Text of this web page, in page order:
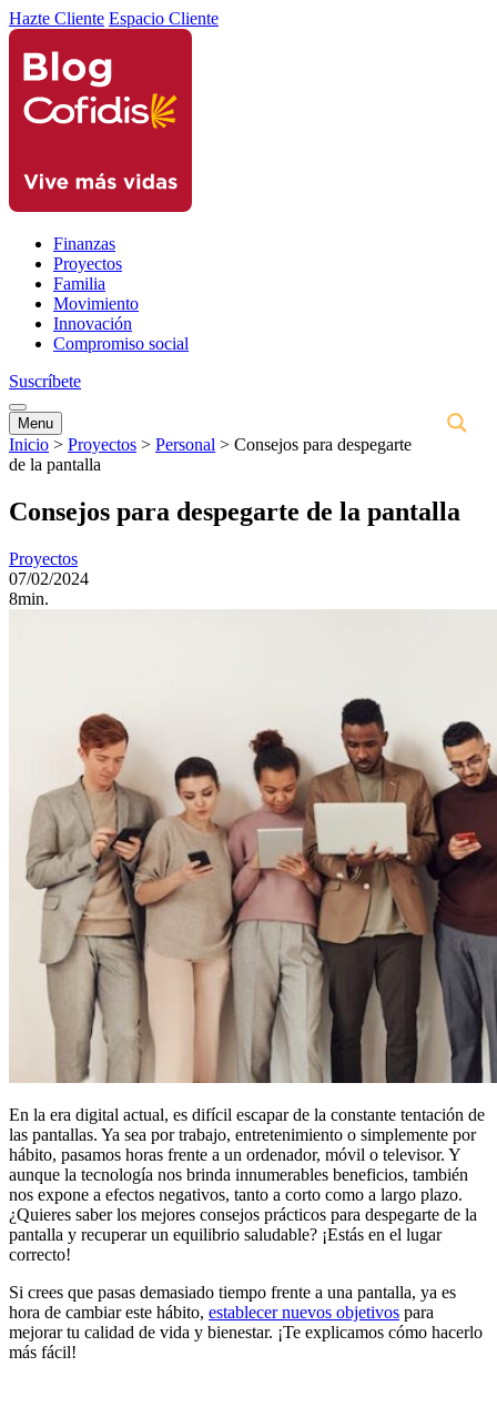
Hazte Cliente Espacio Cliente
Finanzas
Proyectos
Familia
Movimiento
Innovación
Compromiso social
Suscríbete
Menu
Inicio > Proyectos > Personal > Consejos para despegarte
de la pantalla
Consejos para despegarte de la pantalla
Proyectos
07/02/2024
8min.
En la era digital actual, es difícil escapar de la constante tentación de
las pantallas. Ya sea por trabajo, entretenimiento o simplemente por
hábito, pasamos horas frente a un ordenador, móvil o televisor. Y
aunque la tecnología nos brinda innumerables beneficios, también
nos expone a efectos negativos, tanto a corto como a largo plazo.
¿Quieres saber los mejores consejos prácticos para despegarte de la
pantalla y recuperar un equilibrio saludable? ¡Estás en el lugar
correcto!
Si crees que pasas demasiado tiempo frente a una pantalla, ya es
hora de cambiar este hábito, establecer nuevos objetivos para
mejorar tu calidad de vida y bienestar. ¡Te explicamos cómo hacerlo
más fácil!